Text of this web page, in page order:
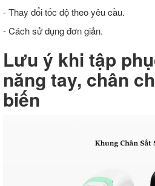
- Thay đổi tốc độ theo yêu cầu.
- Cách sử dụng đơn giản.
Lưu ý khi tập
năng tay, chân
biến